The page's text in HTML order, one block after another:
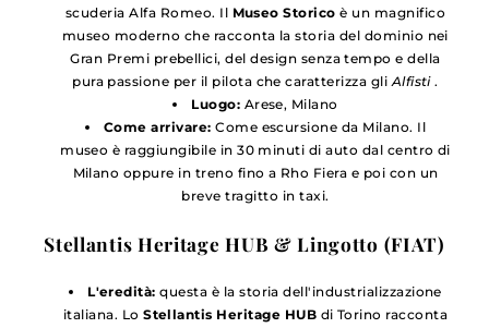
scuderia Alfa Romeo. Il Museo Storico è un magnifico
museo moderno che racconta la storia del dominio nei
Gran Premi prebellici, del design senza tempo e della
pura passione per il pilota che caratterizza gliAlfisti.
Luogo: Arese, Milano
Come arrivare: Come escursione da Milano. Il
museo è raggiungibile in 30 minuti di auto dal centro di
Milano oppure in treno fino a Rho Fiera e poi con un
breve tragitto in taxi.
Stellantis Heritage HUB & Lingotto (FIAT)
L'eredità: questa è la storia dell'industrializzazione
italiana. LoStellantis Heritage HUB di Torino racconta